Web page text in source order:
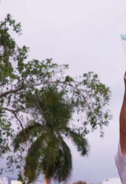
Habitante Pide Proteger
Coparmex Vallarta
Violeta Y Melissa
Juan Calderón Pide
Jalisco Se Integra A
Frustran Presunto
Infecciones Respiratorias
SIOP Moderniza La